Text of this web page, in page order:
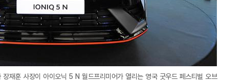
재훈 사장이 아이오닉 5 N 월드프리미어가 열리는 영국 굿우드 페스티벌 오브